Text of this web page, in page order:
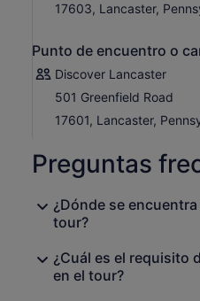
17603, Lancaster,
Punto de encuentro o
Discover Lancaster
501 Greenfield Road
17601, Lancaster,
Preguntas
¿Dónde se
tour?
¿Cuál es el requisito
en el tour?